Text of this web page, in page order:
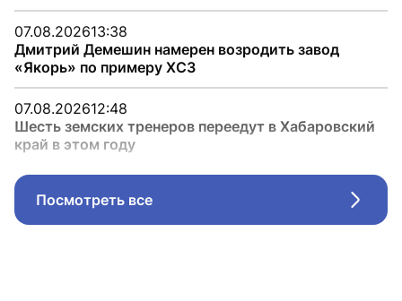
07.08.202613:38
Дмитрий Демешин намерен возродить завод
«Якорь» по примеру ХСЗ
07.08.202612:48
Шесть земских тренеров переедут в Хабаровский
край в этом году
Посмотреть все